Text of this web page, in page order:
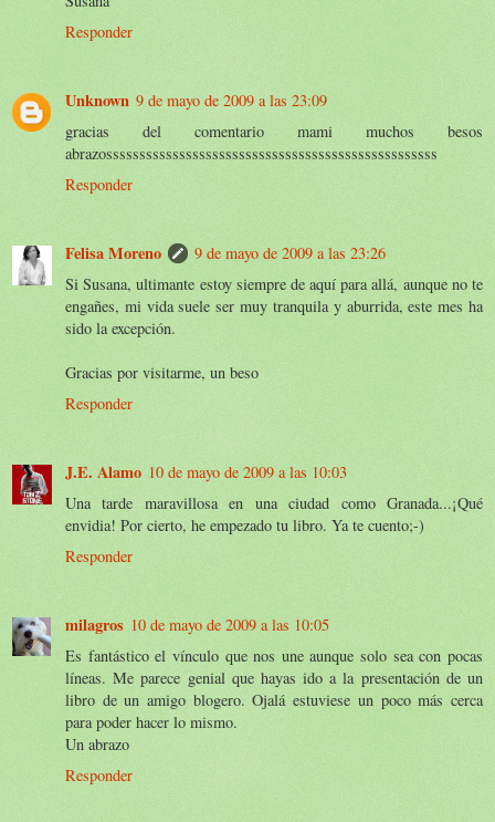
Responder
Unknown 9 de mayo de 2009 a las 23:09
gracias del comentario mami muchos besos
abrazossssssssssssssssssssssssssssssssssssssssssssssssss
Responder
Felisa Moreno
9 de mayo de 2009 a las 23:26
Si Susana, ultimante estoy siempre de aquí para allá, aunque no te
engañes, mi vida suele ser muy tranquila y aburrida, este mes ha
sido la excepción.
Gracias por visitarme, un beso
Responder
J.E. Alamo 10 de mayo de 2009 a las 10:03
Una tarde maravillosa en una ciudad como Granada...¡Qué
envidia! Por cierto, he empezado tu libro. Ya te cuento;-)
Responder
milagros 10 de mayo de 2009 a las 10:05
Es fantástico el vínculo que nos une aunque solo sea con pocas
líneas. Me parece genial que hayas ido a la presentación de un
libro de un amigo blogero. Ojalá estuviese un poco más cerca
para poder hacer lo mismo.
Un abrazo
Responder